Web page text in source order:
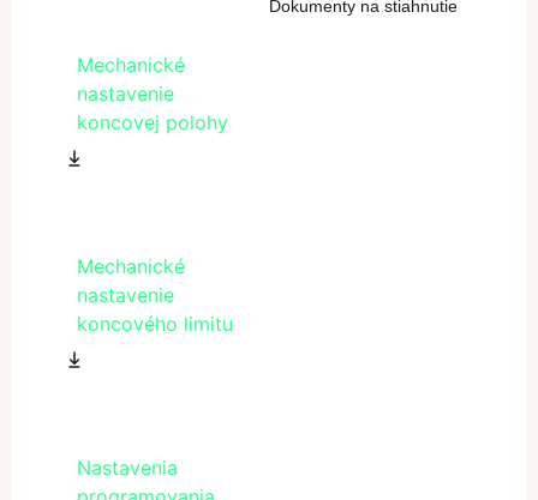
Dokumenty na stiahnutie
Mechanické
nastavenie
koncovej polohy
Mechanické
nastavenie
koncového limitu
Nastavenia